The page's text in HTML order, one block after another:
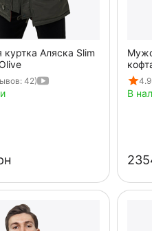
Аляска Slim
42)
Black
4.9
В